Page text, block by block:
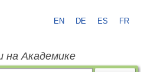
EN DE ES FR
на Академике